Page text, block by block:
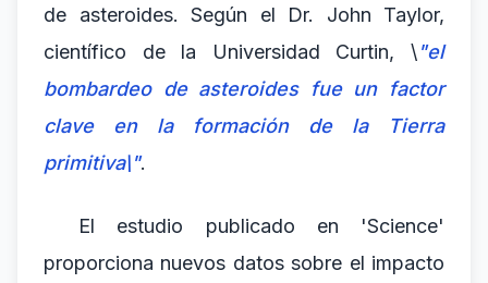
de asteroides. Según el Dr. John Taylor,
científico de la Universidad Curtin, \"el
bombardeo de asteroides fue un factor
clave en la formación de la Tierra
primitiva\".
El estudio publicado en 'Science'
proporciona nuevos datos sobre el impacto